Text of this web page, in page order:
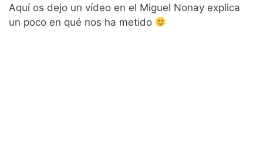
Aquí os dejo un vídeo en el Miguel Nonay explica
un poco en qué nos ha metido